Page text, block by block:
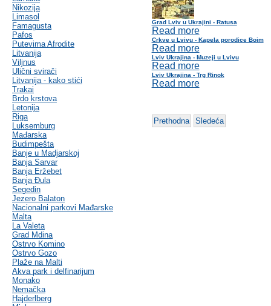
Nikozija
Limasol
Famagusta
Pafos
Putevima Afrodite
Litvanija
Viljnus
Ulični svirači
Litvanija - kako stići
Trakai
Brdo krstova
Letonija
Riga
Luksemburg
Mađarska
Budimpešta
Banje u Madjarskoj
Banja Sarvar
Banja Eržebet
Banja Ðula
Segedin
Jezero Balaton
Nacionalni parkovi Mađarske
Malta
La Valeta
Grad Mdina
Ostrvo Komino
Ostrvo Gozo
Plaže na Malti
Akva park i delfinarijum
Monako
Nemačka
Hajderlberg
Grad Lviv u Ukrajini - Ratusa
Read more
Crkve u Lvivu - Kapela porodice Boim
Read more
Lviv Ukrajina - Muzeji u Lvivu
Read more
Lviv Ukrajina - Trg Rinok
Read more
Prethodna Sledeća